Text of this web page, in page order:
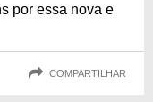
por essa nova e
COMPARTILHAR